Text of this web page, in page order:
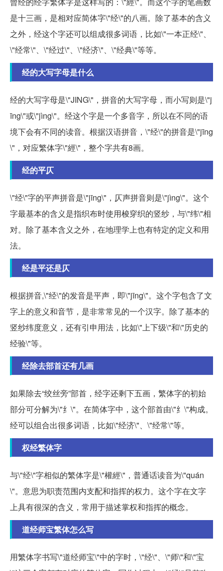
是十三画，是相对应简体字\"经\"的八画。除了基本的含义
之外，经这个字还可以组成很多词语，比如\"一本正经\"、
\"经常\"、\"经过\"、\"经济\"、\"经典\"等等。
经的大写字母是什么
经的大写字母是\"JING\"，拼音的大写字母，而小写则是\"j
īng\"或\"jìng\"。经这个字是一个多音字，所以在不同的语
境下会有不同的读音。根据汉语拼音，\"经\"的拼音是\"jīng
\"，对应繁体字\"經\"，整个字共有8画。
经的平仄
\"经\"字的平声拼音是\"jīng\"，仄声拼音则是\"jìng\"。这个
字最基本的含义是指织布时使用梭穿织的竖纱，与\"纬\"相
对。除了基本含义之外，在地理学上也有特定的定义和用
法。
经是平还是仄
根据拼音,\"经\"的发音是平声，即\"jīng\"。这个字包含了文
字上的意义和音节，是非常常见的一个汉字。除了基本的
竖纱纬度意义，还有引申用法，比如\"上下级\"和\"历史的
经验\"等。
经除去部首还有几画
如果除去“绞丝旁”部首，经字还剩下五画，繁体字的初始
部分可分解为\"纟\"。在简体字中，这个部首由\"纟\"构成。
经可以组合出很多词语，比如\"经济\"、\"经常\"等。
权经繁体字
与\"经\"字相似的繁体字是\"權經\"，普通话读音为\"quán
\"。意思为职责范围内支配和指挥的权力。这个字在文字
上具有很深的含义，常用于描述掌权和指挥的概念。
道经师宝繁体怎么写
用繁体字书写\"道经师宝\"中的字时，\"经\"、\"师\"和\"宝